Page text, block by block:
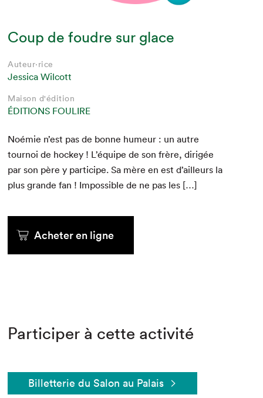
Coup de foudre sur glace
Auteur·rice
Jessica Wilcott
Maison d'édition
ÉDITIONS FOULIRE
Noémie n’est pas de bonne humeur : un autre
tournoi de hock­ey ! L’équipe de son frère, dirigée
par son père y par­ticipe. Sa mère en est d’ailleurs la
plus grande fan ! Impos­si­ble de ne pas les […]
Acheter en ligne
Participer à cette activité
Billetterie du Salon au Palais